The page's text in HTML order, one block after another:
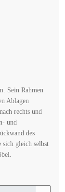
Sein Rahmen
Ablagen
rechts und
und
des
sich gleich selbst